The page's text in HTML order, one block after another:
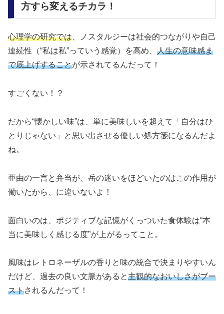
方すら変えるチカラ！
心理学の研究では、ノスタルジーは社会的つながりや自己
連続性（“私は私”っていう感覚）を高め、 人生の意味感ま
で底上げすることが示されてるんだって！
すごくない！？
だから“懐かしい味”は、単に美味しいを超えて「自分はひ
とりじゃない」と思い出させる優しい処方箋になるんだよ
ね。
亜由の一言と弁当が、岳の迷いをほどいたのはこの作用が
働いたから、に違いないよ！
面白いのは、ポジティブな記憶がくっついた食体験は“本
当に美味しく感じる度”が上がるってこと。
風味はレトロネーザルの香りと味の統合で決まりやすいん
だけど、過去の良い文脈があると主観的なおいしさがブー
ストされるんだって！